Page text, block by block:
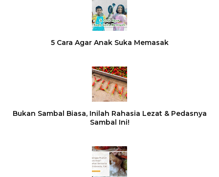
5 Cara Agar Anak Suka Memasak
Bukan Sambal Biasa, Inilah Rahasia Lezat & Pedasnya
Sambal Ini!